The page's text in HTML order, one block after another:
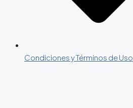
Condiciones y Términos de Uso